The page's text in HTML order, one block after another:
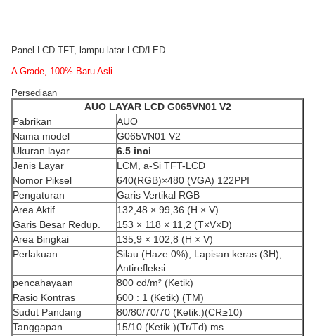
Panel LCD TFT, lampu latar LCD/LED
A Grade, 100% Baru Asli
Persediaan
AUO LAYAR LCD G065VN01 V2
Pabrikan
AUO
Nama model
G065VN01 V2
Ukuran layar
6.5 inci
Jenis Layar
LCM, a-Si TFT-LCD
Nomor Piksel
640(RGB)×480 (VGA) 122PPI
Pengaturan
Garis Vertikal RGB
Area Aktif
132,48 × 99,36 (H × V)
Garis Besar Redup.
153 × 118 × 11,2 (T×V×D)
Area Bingkai
135,9 × 102,8 (H × V)
Perlakuan
Silau (Haze 0%), Lapisan keras (3H),
Antirefleksi
pencahayaan
800 cd/m² (Ketik)
Rasio Kontras
600 : 1 (Ketik) (TM)
Sudut Pandang
80/80/70/70 (Ketik.)(CR≥10)
Tanggapan
15/10 (Ketik.)(Tr/Td) ms